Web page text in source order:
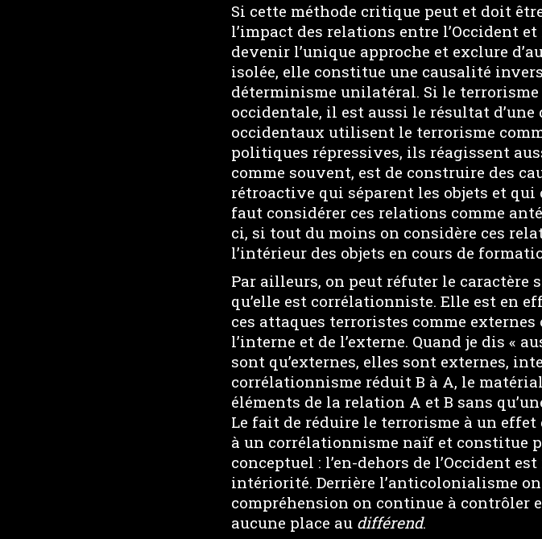
Si cette méthode critique peut et doit
l’impact des relations entre l’Occident
devenir l’unique approche et exclure
isolée, elle constitue une causalité
déterminisme unilatéral. Si le
occidentale, il est aussi le résultat
occidentaux utilisent le terrorisme
politiques répressives, ils réagissent
comme souvent, est de construire des
rétroactive qui séparent les objets et
faut considérer ces relations comme
ci, si tout du moins on considère ces
l’intérieur des objets en cours de
Par ailleurs, on peut réfuter le caractère
qu’elle est corrélationniste. Elle est en
ces attaques terroristes comme
l’interne et de l’externe. Quand je dis «
sont qu’externes, elles sont externes,
corrélationnisme réduit B à A, le
éléments de la relation A et B sans
Le fait de réduire le terrorisme à un
à un corrélationnisme naïf et constitue
conceptuel : l’en-dehors de l’Occident
intériorité. Derrière l’anticolonialisme
compréhension on continue à contrôler
aucune place au différend.